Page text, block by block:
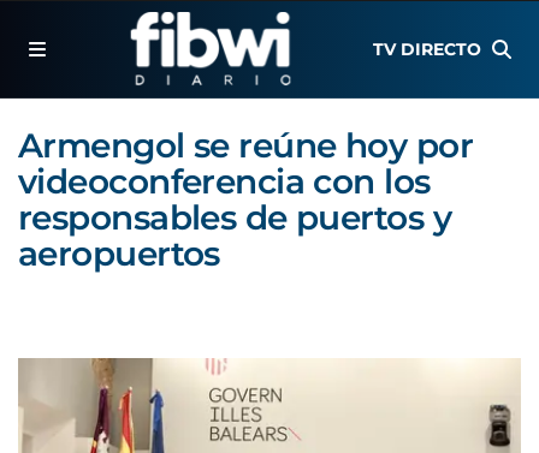
TV DIRECTO
Armengol se reúne hoy por
videoconferencia con los
responsables de puertos y
aeropuertos